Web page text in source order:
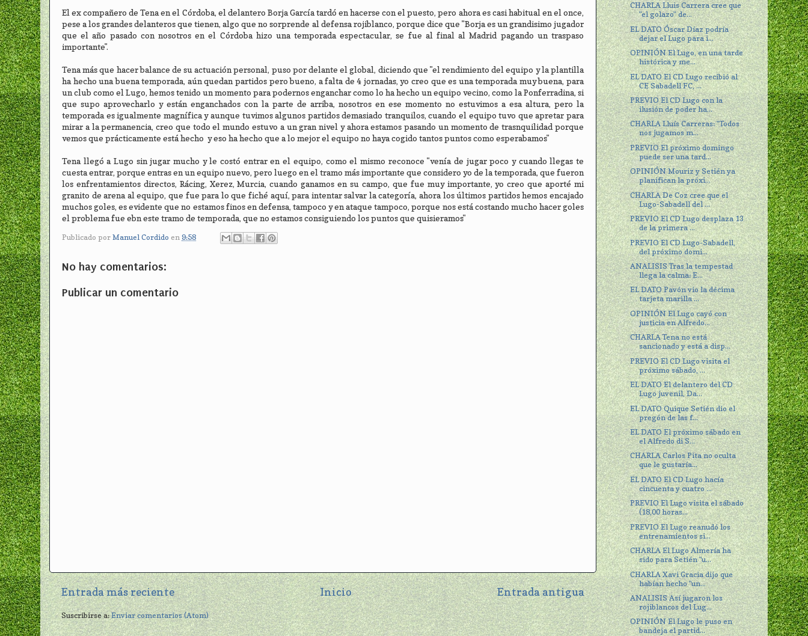
El ex compañero de Tena en el Córdoba, el delantero Borja García tardó en hacerse con el puesto, pero ahora es casi habitual en el once,
pese a los grandes delanteros que tienen, algo que no sorprende al defensa rojiblanco, porque dice que "Borja es un grandisimo jugador
que el año pasado con nosotros en el Córdoba hizo una temporada espectacular, se fue al final al Madrid pagando un traspaso
importante".
Tena más que hacer balance de su actuación personal, puso por delante el global, diciendo que "el rendimiento del equipo y la plantilla
ha hecho una buena temporada, aún quedan partidos pero bueno, a falta de 4 jornadas, yo creo que es una temporada muy buena, para
un club como el Lugo, hemos tenido un momento para podernos enganchar como lo ha hecho un equipo vecino, como la Ponferradina, si
que supo aprovecharlo y están enganchados con la parte de arriba, nosotros en ese momento no estuvimos a esa altura, pero la
temporada es igualmente magnífica y aunque tuvimos algunos partidos demasiado tranquilos, cuando el equipo tuvo que apretar para
mirar a la permanencia, creo que todo el mundo estuvo a un gran nivel y ahora estamos pasando un momento de trasnquilidad porque
vemos que prácticamente está hecho y eso ha hecho que a lo mejor el equipo no haya cogido tantos puntos como esperabamos"
Tena llegó a Lugo sin jugar mucho y le costó entrar en el equipo, como el mismo reconoce "venía de jugar poco y cuando llegas te
cuesta entrar, porque entras en un equipo nuevo, pero luego en el tramo más importante que considero yo de la temporada, que fueron
los enfrentamientos directos, Rácing, Xerez, Murcia, cuando ganamos en su campo, que fue muy importante, yo creo que aporté mi
granito de arena al equipo, que fue para lo que fiché aquí, para intentar salvar la categoría, ahora los últimos partidos hemos encajado
muchos goles, es evidente que no estamos finos en defensa, tampoco y en ataque tampoco, porque nos está costando mucho hacer goles
el problema fue ebn este tramo de temporada, que no estamos consiguiendo los puntos que quisieramos"
Publicado por Manuel Cordido en 9:58
No hay comentarios:
Publicar un comentario
Entrada más reciente Entrada antigua
Inicio
Suscribirse a:Enviar comentarios (Atom)
CHARLA Lluis Carrera cree que
"el golazo" de...
EL DATO Óscar Díaz podría
dejar el Lugo para i...
OPINIÓN El Lugo, en una tarde
histórica y me...
EL DATO El CD Lugo recibió al
CE Sabadell FC, ...
PREVIO El CD Lugo con la
ilusión de poder ha...
CHARLA Lluís Carreras: "Todos
nos jugamos m...
PREVIO El próximo domingo
puede ser una tard...
OPINIÓN Mouriz y Setién ya
planifican la próxi...
CHARLA De Coz cree que el
Lugo-Sabadell del ...
PREVIO El CD Lugo desplaza 13
de la primera ...
PREVIO El CD Lugo-Sabadell,
del próximo domi...
ANALISIS Tras la tempestad
llega la calma: E...
EL DATO Pavón vio la décima
tarjeta marilla ...
OPINIÓN El Lugo cayó con
justicia en Alfredo...
CHARLA Tena no está
sancionado y está a disp...
PREVIO El CD Lugo visita el
próximo sábado, ...
EL DATO El delantero del CD
Lugo juvenil, Da...
EL DATO Quique Setién dio el
pregón de las f...
EL DATO El próximo sábado en
el Alfredo di S...
CHARLA Carlos Pita no oculta
que le gustaría...
EL DATO El CD Lugo hacía
cincuenta y cuatro ...
PREVIO El Lugo visita el sábado
(18,00 horas...
PREVIO El Lugo reanudó los
entrenamientos si...
CHARLA El Lugo Almería ha
sido para Setién "u...
CHARLA Xavi Gracia dijo que
habían hecho "un...
ANALISIS Así jugaron los
rojiblancos del Lug...
OPINIÓN El Lugo le puso en
bandeja el partid...